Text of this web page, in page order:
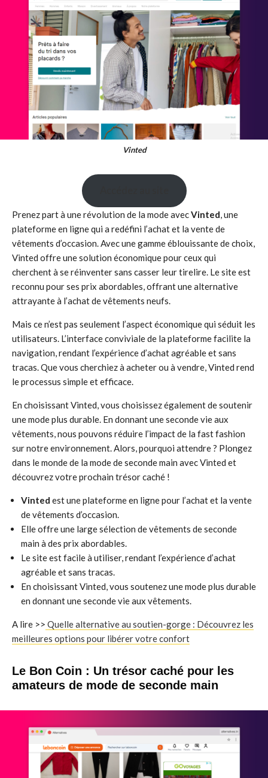
Vinted
Prenez part à une révolution de la mode avecVinted , une
plateforme en ligne qui a redéfini l’achat et la vente de
vêtements d’occasion. Avec une gamme éblouissante de choix,
Vinted offre une solution économique pour ceux qui
cherchent à se réinventer sans casser leur tirelire. Le site est
reconnu pour ses prix abordables, offrant une alternative
attrayante à l’achat de vêtements neufs.
Mais ce n’est pas seulement l’aspect économique qui séduit les
utilisateurs. L’interface conviviale de la plateforme facilite la
navigation, rendant l’expérience d’achat agréable et sans
tracas. Que vous cherchiez à acheter ou à vendre, Vinted rend
le processus simple et efficace.
En choisissant Vinted, vous choisissez également de soutenir
une mode plus durable. En donnant une seconde vie aux
vêtements, nous pouvons réduire l’impact de la fast fashion
sur notre environnement. Alors, pourquoi attendre ? Plongez
dans le monde de la mode de seconde main avec Vinted et
découvrez votre prochain trésor caché !
Vinted est une plateforme en ligne pour l’achat et la vente
de vêtements d’occasion.
Elle offre une large sélection de vêtements de seconde
main à des prix abordables.
Le site est facile à utiliser, rendant l’expérience d’achat
agréable et sans tracas.
En choisissant Vinted, vous soutenez une mode plus durable
en donnant une seconde vie aux vêtements.
A lire >> Quelle alternative au soutien-gorge : Découvrez les
meilleures options pour libérer votre confort
Le Bon Coin : Un trésor caché pour les
amateurs de mode de seconde main